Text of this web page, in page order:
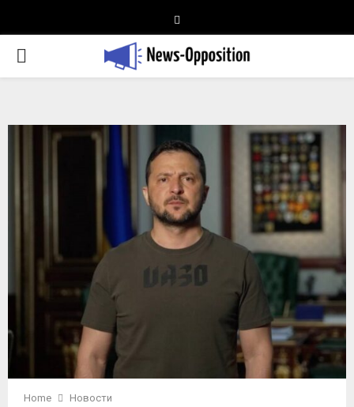
PRIMARY
Home
Новости